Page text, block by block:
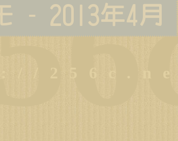
- 2013年4月